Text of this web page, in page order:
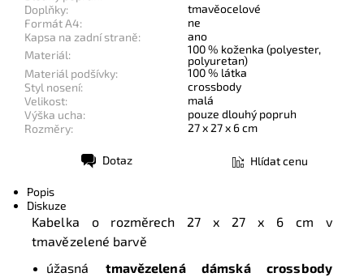
Doplňky:
tmavěocelové
Formát A4:
ne
Kapsa na zadní straně:
ano
Materiál:
100 % koženka (polyester,
polyuretan)
Materiál podšívky:
100 % látka
Styl nosení:
crossbody
Velikost:
malá
Výška ucha:
pouze dlouhý popruh
Rozměry:
27 x 27 x 6 cm
Dotaz Hlídat cenu
Popis
Diskuze
Kabelka o rozměrech 27 x 27 x 6 cm v
tmavězelené barvě
úžasná tmavězelená dámská crossbody